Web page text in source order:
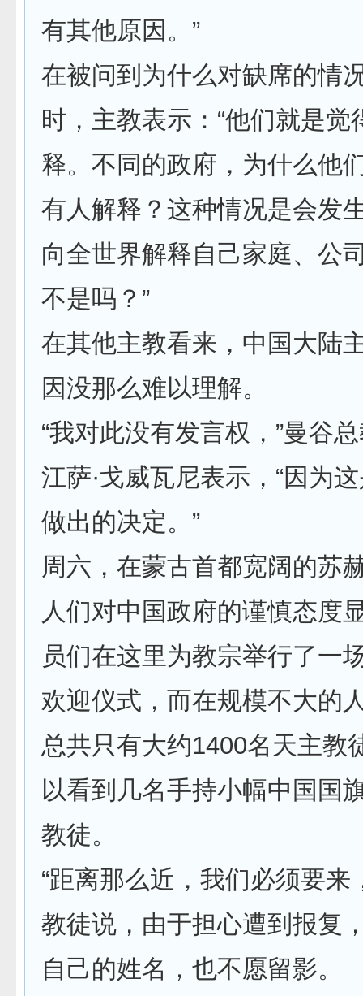
有其他原因。”
在被问到为什么对缺席的情
时，主教表示：“他们就是觉
释。不同的政府，为什么他
有人解释？这种情况是会发
向全世界解释自己家庭、公
不是吗？”
在其他主教看来，中国大陆
因没那么难以理解。
“我对此没有发言权，”曼谷
江萨·戈威瓦尼表示，“因为
做出的决定。”
周六，在蒙古首都宽阔的苏
人们对中国政府的谨慎态度
员们在这里为教宗举行了一
欢迎仪式，而在规模不大的
总共只有大约1400名天主教
以看到几名手持小幅中国国
教徒。
“距离那么近，我们必须要来
教徒说，由于担心遭到报复
自己的姓名，也不愿留影。